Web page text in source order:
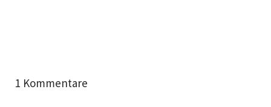
1 Kommentare